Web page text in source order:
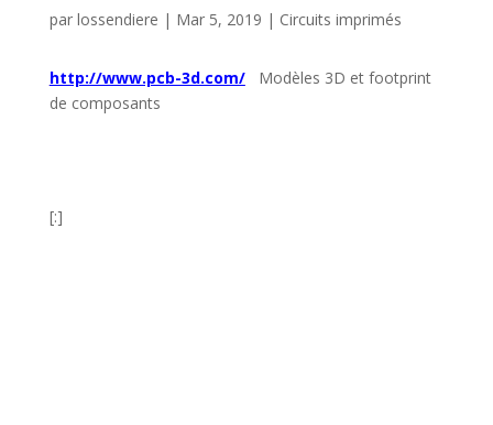
par lossendiere | Mar 5, 2019 | Circuits imprimés
http://www.pcb-3d.com/Modèles 3D et footprint
de composants
[:]